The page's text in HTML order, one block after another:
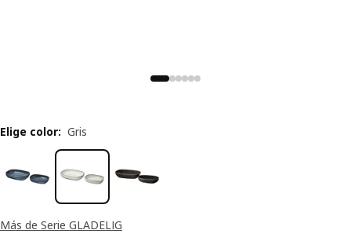
Más de Serie GLADELIG
Elige color: Gris